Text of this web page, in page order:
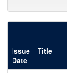
Issue
Date
Title